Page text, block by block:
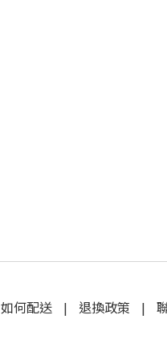
如何配送| 退換政策 |